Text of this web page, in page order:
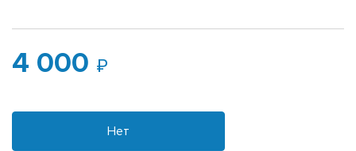
4 000
Нет